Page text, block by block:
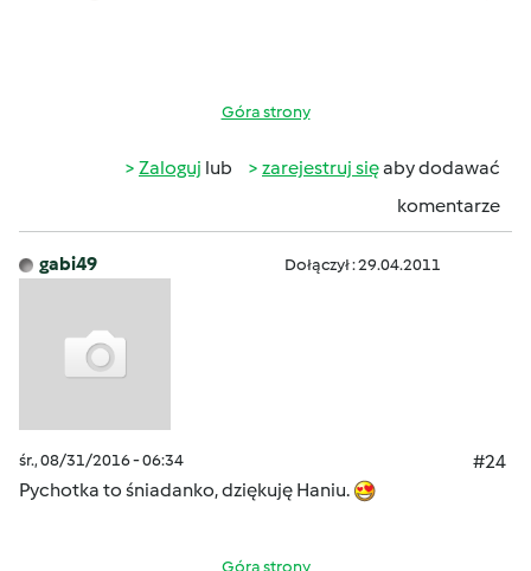
Góra strony
Zaloguj lub zarejestruj sięaby dodawać
komentarze
gabi49 Dołączył : 29.04.2011
śr., 08/31/2016 - 06:34
#24
Pychotka to śniadanko, dziękuję Haniu.
Góra strony